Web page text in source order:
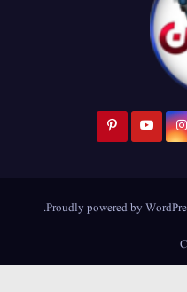
Proudly powered by
.